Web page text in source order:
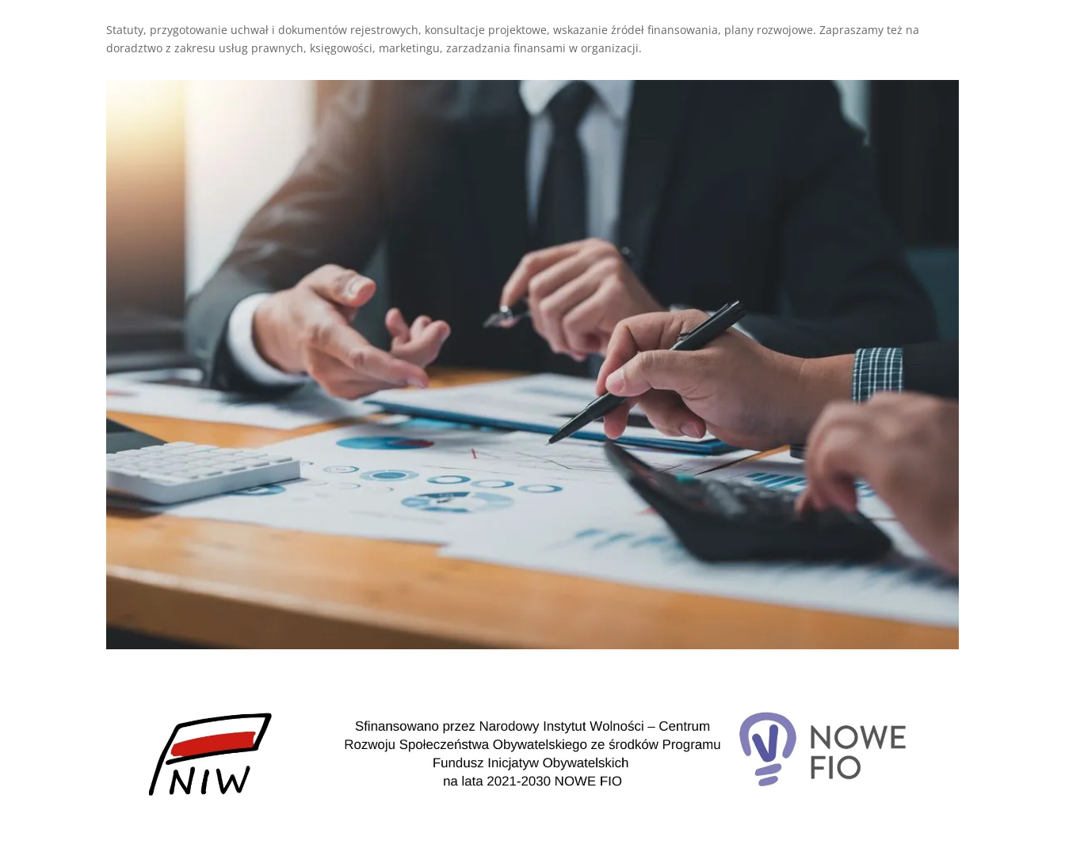
Statuty, przygotowanie uchwał i dokumentów rejestrowych, konsultacje projektowe, wskazanie źródeł finansowania, plany rozwojowe. Zapraszamy też na
doradztwo z zakresu usług prawnych, księgowości, marketingu, zarzadzania finansami w organizacji.